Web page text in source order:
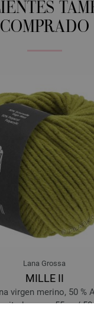
COMPRADO
Lana Grossa
MILLE II
virgen merino, 50 %
aprox. 55 m / 50